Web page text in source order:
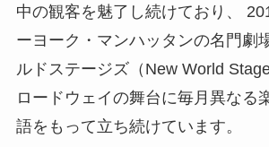
中の観客を魅了し続けており、
ーヨーク・マンハッタンの名門劇
ルドステージズ（New World
ロードウェイの舞台に毎月異なる
語をもって立ち続けています。